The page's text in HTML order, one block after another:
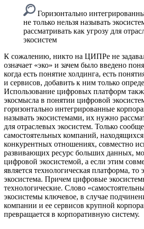
Горизонтально
не только нельзя называть
рассматривать как угрозу для
экосистем
К сожалению, никто на ЦИПРе не
означает «эко» и зачем было введено
когда есть понятие холдинга, есть
и сервисов, добавить к ним только
Использование цифровых платформ
экосмысла в понятии цифровой
горизонтально интегрированные
называть экосистемами, их нужно
для отраслевых экосистем. Только
самостоятельных компаний,
конкурентных отношениях, совместно
развивающих ресурс больших данных,
цифровой экосистемой, а если этим
является технологическая платформа, то
экосистема. Причем цифровые
технологические. Слово
экосистемы ключевое, в случае
компании и ее сервисов крупной
превращается в корпоративную систему.